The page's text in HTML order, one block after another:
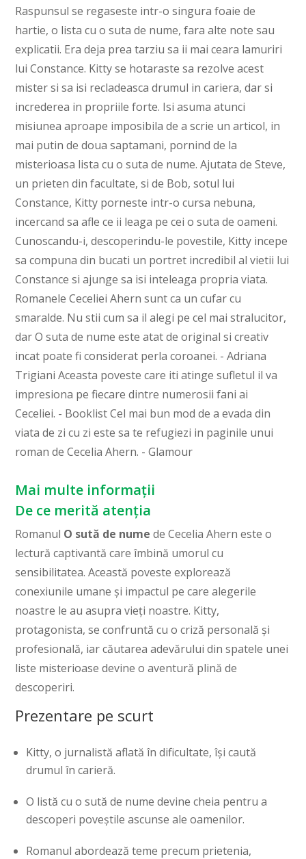
Raspunsul se regaseste intr-o singura foaie de
hartie, o lista cu o suta de nume, fara alte note sau
explicatii. Era deja prea tarziu sa ii mai ceara lamuriri
lui Constance. Kitty se hotaraste sa rezolve acest
mister si sa isi recladeasca drumul in cariera, dar si
increderea in propriile forte. Isi asuma atunci
misiunea aproape imposibila de a scrie un articol, in
mai putin de doua saptamani, pornind de la
misterioasa lista cu o suta de nume. Ajutata de Steve,
un prieten din facultate, si de Bob, sotul lui
Constance, Kitty porneste intr-o cursa nebuna,
incercand sa afle ce ii leaga pe cei o suta de oameni.
Cunoscandu-i, descoperindu-le povestile, Kitty incepe
sa compuna din bucati un portret incredibil al vietii lui
Constance si ajunge sa isi inteleaga propria viata.
Romanele Ceceliei Ahern sunt ca un cufar cu
smaralde. Nu stii cum sa il alegi pe cel mai stralucitor,
dar O suta de nume este atat de original si creativ
incat poate fi considerat perla coroanei. - Adriana
Trigiani Aceasta poveste care iti atinge sufletul il va
impresiona pe fiecare dintre numerosii fani ai
Ceceliei. - Booklist Cel mai bun mod de a evada din
viata de zi cu zi este sa te refugiezi in paginile unui
roman de Cecelia Ahern. - Glamour
Mai multe informații
De ce merită atenția
Romanul O sută de nume de Cecelia Ahern este o
lectură captivantă care îmbină umorul cu
sensibilitatea. Această poveste explorează
conexiunile umane și impactul pe care alegerile
noastre le au asupra vieți noastre. Kitty,
protagonista, se confruntă cu o criză personală și
profesională, iar căutarea adevărului din spatele unei
liste misterioase devine o aventură plină de
descoperiri.
Prezentare pe scurt
Kitty, o jurnalistă aflată în dificultate, își caută
drumul în carieră.
O listă cu o sută de nume devine cheia pentru a
descoperi poveștile ascunse ale oamenilor.
Romanul abordează teme precum prietenia,